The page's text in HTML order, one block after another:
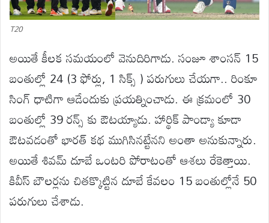
T20
అయితే కీలక సమయంలో వెనుదిరిగాడు. సంజూ శాంసన్ 15
బంతుల్లో 24 (3 ఫోర్లు, 1 సిక్స్ ) పరుగులు చేయగా.. రింకూ
సింగ్ ధాటిగా ఆడేందుకు ప్రయత్నించాడు. ఈ క్రమంలో 30
బంతుల్లో 39 రన్స్ కు ఔటయ్యాడు. హార్థిక్ పాండ్యా కూడా
ఔటవడంతో భారత్ కథ ముగిసినట్టేనని అంతా అనుకున్నారు.
అయితే శివమ్ దూబే ఒంటరి పోరాటంతో ఆశలు రేకెత్తాయి.
కివీస్ బౌలర్లను చితక్కొట్టిన దూబే కేవలం 15 బంతుల్లోనే 50
పరుగులు చేశాడు.